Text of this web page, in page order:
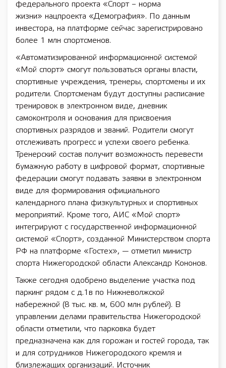
федерального проекта «Спорт – норма
жизни» нацпроекта «Демография». По данным
инвестора, на платформе сейчас зарегистрировано
более 1 млн спортсменов.
«Автоматизированной информационной системой
«Мой спорт» смогут пользоваться органы власти,
спортивные учреждения, тренеры, спортсмены и их
родители. Спортсменам будут доступны расписание
тренировок в электронном виде, дневник
самоконтроля и основания для присвоения
спортивных разрядов и званий. Родители смогут
отслеживать прогресс и успехи своего ребенка.
Тренерский состав получит возможность перевести
бумажную работу в цифровой формат, спортивные
федерации смогут подавать заявки в электронном
виде для формирования официального
календарного плана физкультурных и спортивных
мероприятий. Кроме того, АИС «Мой спорт»
интегрируют с государственной информационной
системой «Спорт», созданной Министерством спорта
РФ на платформе «Гостех», — отметил министр
спорта Нижегородской области Александр Кононов.
Также сегодня одобрено выделение участка под
паркинг рядом с д.1в по Нижневолжской
набережной (8 тыс. кв. м, 600 млн рублей). В
управлении делами правительства Нижегородской
области отметили, что парковка будет
предназначена как для горожан и гостей города, так
и для сотрудников Нижегородского кремля и
близлежащих организаций. Источник